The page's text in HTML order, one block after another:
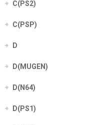
C(PS2)
C(PSP)
D
D(MUGEN)
D(N64)
D(PS1)